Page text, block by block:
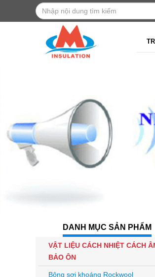
DANH MỤC SẢN PHẨM
VẬT LIỆU CÁCH NHIỆT CÁCH
BẢO ÔN
Bông sợi khoáng Rockwool